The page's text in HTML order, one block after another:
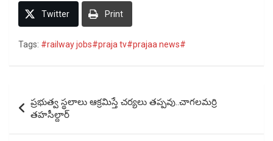
Twitter Print
Tags: #railway jobs#praja tv#prajaa news#
navigation
ప్రభుత్వ స్థలాలు ఆక్రమిస్తే చర్యలు తప్పవు..చాగలమర్రి
తహసీల్దార్